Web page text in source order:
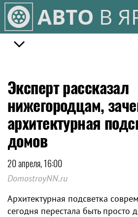
АВТО В
Эксперт рассказал
нижегородцам,
архитектурная
домов
20 апреля, 16:00
DomostroyNN.ru
Архитектурная подсветка
сегодня перестала быть просто